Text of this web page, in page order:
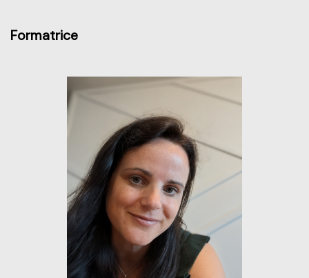
Formatrice